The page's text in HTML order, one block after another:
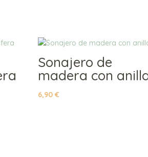
Sonajero de
madera con
6,90€